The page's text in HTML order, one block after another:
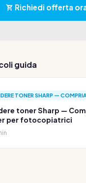
Richiedi offerta
guida
TONER SHARP —
toner Sharp —
per fotocopiatrici